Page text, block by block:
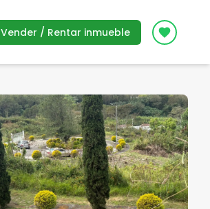
Vender / Rentar inmueble Icon